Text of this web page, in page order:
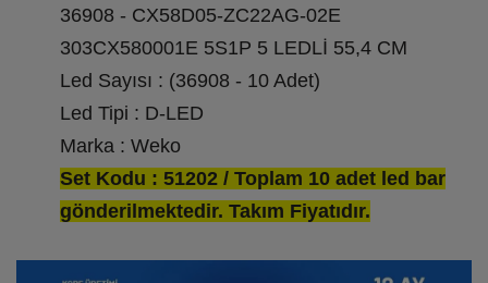
36908 - CX58D05-ZC22AG-02E
303CX580001E 5S1P 5 LEDLİ 55,4 CM
Led Sayısı : (36908 - 10 Adet)
Led Tipi : D-LED
Marka : Weko
Set Kodu : 51202 / Toplam 10 adet led bar
gönderilmektedir. Takım Fiyatıdır.